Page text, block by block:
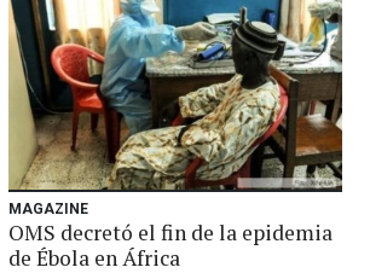
MAGAZINE
OMS decretó el fin de la epidemia
de Ébola en África